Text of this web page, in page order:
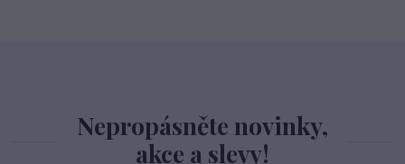
Nepropásněte novinky,
akce a slevy!